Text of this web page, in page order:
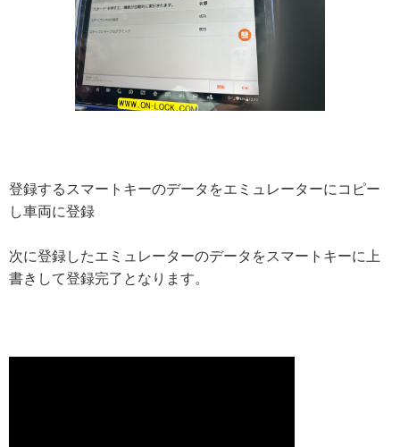
登録するスマートキーのデータをエミュレーターにコピー
し車両に登録
次に登録したエミュレーターのデータをスマートキーに上
書きして登録完了となります。